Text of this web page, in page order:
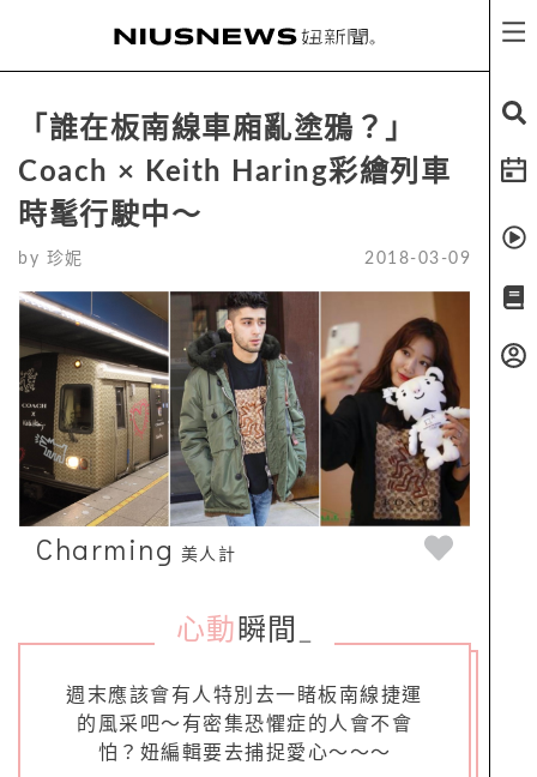
「誰在板南線車廂亂塗鴉？」
Coach × Keith Haring彩繪列車
時髦行駛中～
by 珍妮 2018-03-09
Charming 美人計
心動 瞬間
週末應該會有人特別去一睹板南線捷運
的風采吧～有密集恐懼症的人會不會
怕？妞編輯要去捕捉愛心～～～